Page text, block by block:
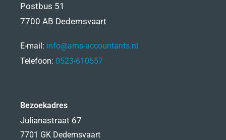
Postbus 51
7700 AB Dedemsvaart
E-mail: info@ams-accountants.nl
Telefoon: 0523-610557
Bezoekadres
Julianastraat 67
7701 GK Dedemsvaart